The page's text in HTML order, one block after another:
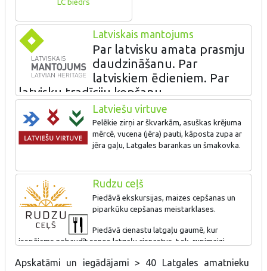
LC biedrs
Latviskais mantojums
Par latvisku amata prasmju
daudzināšanu. Par
latviskiem ēdieniem. Par
latvisku tradīciju kopšanu.
Apskatāmi un iegādājami > 40 Latgales amatnieku darbi. Te tiek
piedāvāts senlatgaļu tērpā ģērbta gida stāstījums suprādku
istabā par seno baltu cilšu dzīvi, amatniecības rašanos un
attīstības vēsturi, senajiem ētikas un darba likumiem, tradīcijām,
dzērienu gatavošanas prasmju skolu Latgaļu kukņā.
Latviešu virtuve
Pelēkie zirņi ar škvarkām, asuškas krējuma
mērcē, vucena (jēra) pauti, kāposta zupa ar
jēra gaļu, Latgales barankas un šmakovka.
Rudzu ceļš
Piedāvā ekskursijas, maizes cepšanas un
piparkūku cepšanas meistarklases.
Piedāvā cienastu latgaļu gaumē, kur
iespējams nobaudīt senos latgaļu cienastus, t.sk. rupjmaizi,
Apskatāmi un iegādājami > 40 Latgales amatnieku